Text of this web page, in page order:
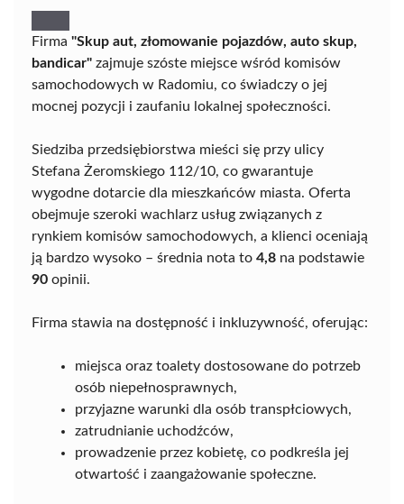
Firma "Skup aut, złomowanie pojazdów, auto skup,
bandicar" zajmuje szóste miejsce wśród komisów
samochodowych w Radomiu, co świadczy o jej
mocnej pozycji i zaufaniu lokalnej społeczności.
Siedziba przedsiębiorstwa mieści się przy ulicy
Stefana Żeromskiego 112/10, co gwarantuje
wygodne dotarcie dla mieszkańców miasta. Oferta
obejmuje szeroki wachlarz usług związanych z
rynkiem komisów samochodowych, a klienci oceniają
ją bardzo wysoko – średnia nota to 4,8 na podstawie
90 opinii.
Firma stawia na dostępność i inkluzywność, oferując:
miejsca oraz toalety dostosowane do potrzeb
osób niepełnosprawnych,
przyjazne warunki dla osób transpłciowych,
zatrudnianie uchodźców,
prowadzenie przez kobietę, co podkreśla jej
otwartość i zaangażowanie społeczne.